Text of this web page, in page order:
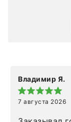
Владимир Я.
7 августа 2026